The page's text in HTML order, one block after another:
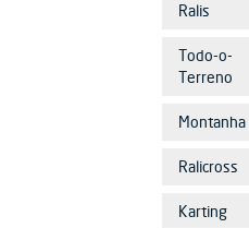
Ralis
Todo-o-
Terreno
Montanha
Ralicross
Karting